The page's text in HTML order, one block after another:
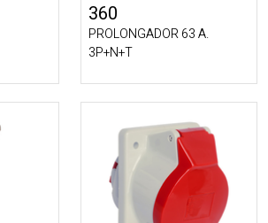
360
PROLONGADOR 63 A.
3P+N+T